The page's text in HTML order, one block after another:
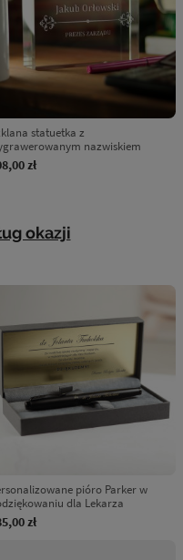
statuetka z
nazwiskiem
zł
okazji
pióro Parker w
dla Lekarza
zł